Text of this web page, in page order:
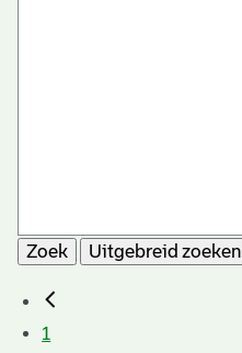
Zoek
Uitgebreid zoeken
1